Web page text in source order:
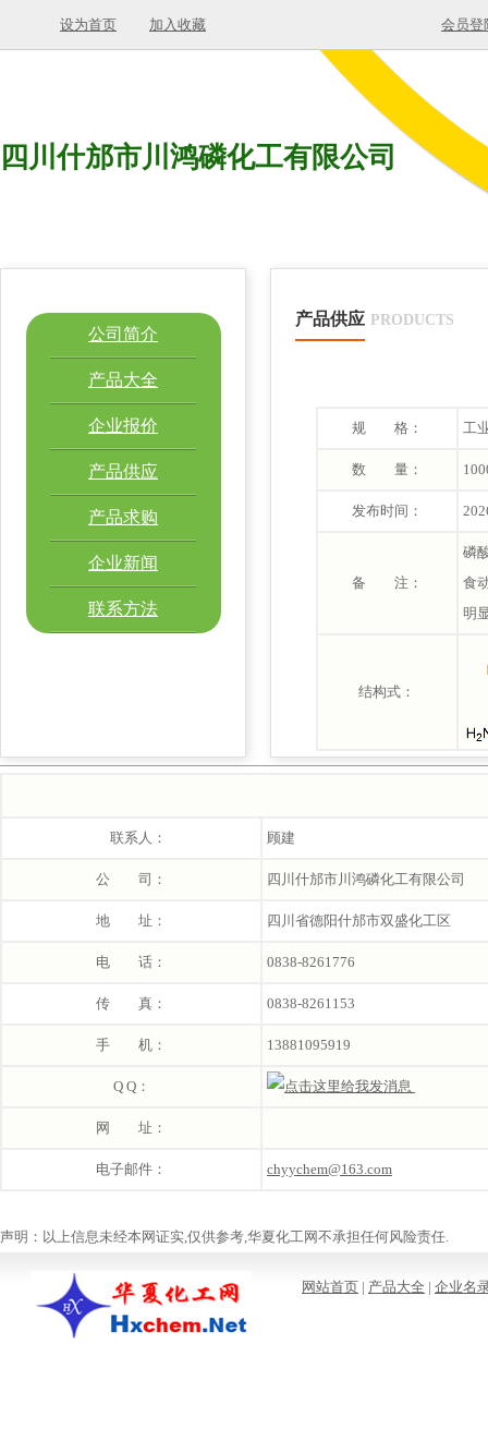
设为首页 加入收藏 会员登
四川什邡市川鸿磷化工有限公司
公司简介
产品大全
企业报价
产品供应
产品求购
企业新闻
联系方法
产品供应 PRODUCTS
规 格： 工
数 量：
发布时间：
备 注：
磷
食
明
结构式：
联系人： 顾建
公 司： 四川什邡市川鸿磷化工有限公司
地 址： 四川省德阳什邡市双盛化工区
电 话： 0838-8261776
传 真： 0838-8261153
手 机： 13881095919
Q Q：
网 址：
电子邮件： chyychem@163.com
声明：以上信息未经本网证实,仅供参考,华夏化工网不承担任何风险责任.
网站首页 | 产品大全 | 企业名